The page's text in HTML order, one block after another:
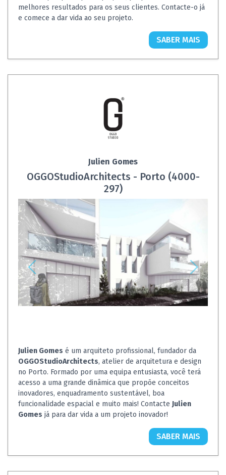
melhores resultados para os seus clientes. Contacte-o já
e comece a dar vida ao seu projeto.
SABER MAIS
Julien Gomes
OGGOStudioArchitects - Porto (4000-
297)
Julien Gomes é um arquiteto profissional, fundador da
OGGOStudioArchitects, atelier de arquitetura e design
no Porto. Formado por uma equipa entusiasta, você terá
acesso a uma grande dinâmica que propõe conceitos
inovadores, enquadramento sustentável, boa
funcionalidade espacial e muito mais! Contacte Julien
Gomes já para dar vida a um projeto inovador!
SABER MAIS